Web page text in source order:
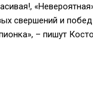
свершений и
– пишут